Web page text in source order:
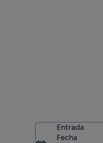
Entrada
Fecha